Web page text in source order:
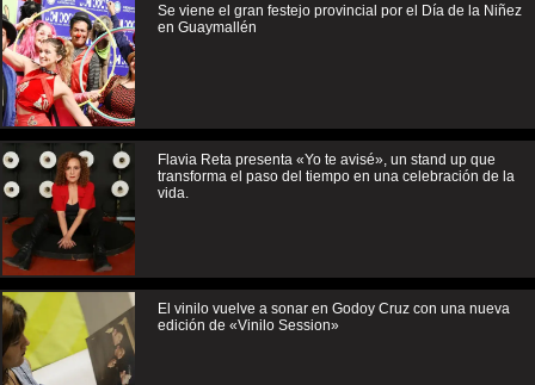
Se viene el gran festejo provincial por el Día de la Niñez
en Guaymallén
Flavia Reta presenta «Yo te avisé», un stand up que
transforma el paso del tiempo en una celebración de la
vida.
El vinilo vuelve a sonar en Godoy Cruz con una nueva
edición de «Vinilo Session»